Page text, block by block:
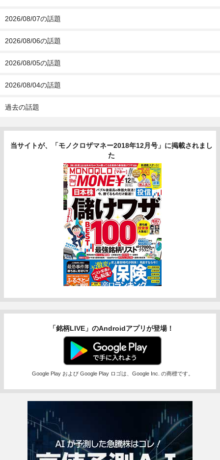
2026/08/07の話題
2026/08/06の話題
2026/08/05の話題
2026/08/04の話題
過去の話題
当サイトが、「モノクロザマネー2018年12月号」に掲載されまし
た
「銘柄LIVE」のAndroidアプリが登場！
Google Play および Google Play ロゴは、Google Inc. の商標です。